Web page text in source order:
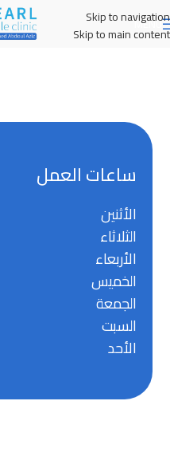
Skip to navigation
Skip to main content
MENU
ساعات العمل
الأثنين
الثلاثاء
الأربعاء
الخميس
الجمعة
السبت
الأحد